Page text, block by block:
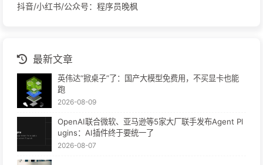
抖音/小红书/公众号：程序员晚枫
最新文章
英伟达“掀桌子”了：国产大模型免费用，不买显卡也能
跑
2026-08-09
OpenAI联合微软、亚马逊等5家大厂联手发布Agent Pl
ugins：AI插件终于要统一了
2026-08-07